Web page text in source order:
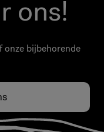
ons!
onze bijbehorende